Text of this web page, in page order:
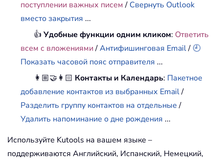
поступлении важных писем/ Свернуть Outlook
вместо закрытия ...
👍Удобные функции одним кликом: Ответить
всем с вложениями /Антифишинговая Email/ 🕘
Показать часовой пояс отправителя ...
👩🏼‍🤝‍👩🏻 Контакты и Календарь: Пакетное
добавление контактов из выбранных Email/
Разделить группу контактов на отдельные/
Удалить напоминание о дне рождения ...
Используйте Kutools на вашем языке –
поддерживаются Английский, Испанский, Немецкий,